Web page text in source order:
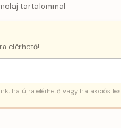
tartalommal
elérhető!
ha újra elérhető vagy ha akciós